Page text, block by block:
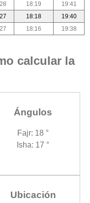
18:19
19:41
18:18
19:40
18:16 19:38
calcular la
Ángulos
Fajr: 18 °
Isha: 17 °
Ubicación